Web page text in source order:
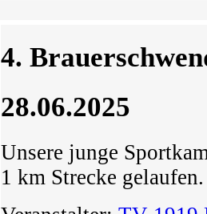
4.
28.06.2025
Unsere junge
1 km Strecke gelaufen.